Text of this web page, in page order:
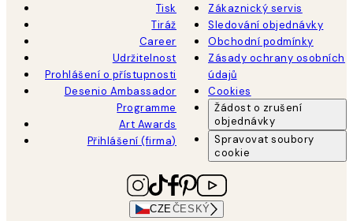
Tisk
Tiráž
Career
Udržitelnost
Prohlášení o přístupnosti
Desenio Ambassador
Programme
Art Awards
Přihlášení (firma)
Zákaznický servis
Sledování objednávky
Obchodní podmínky
Zásady ochrany osobních
údajů
Cookies
Žádost o zrušení
objednávky
Spravovat soubory
cookie
CZEČESKÝ